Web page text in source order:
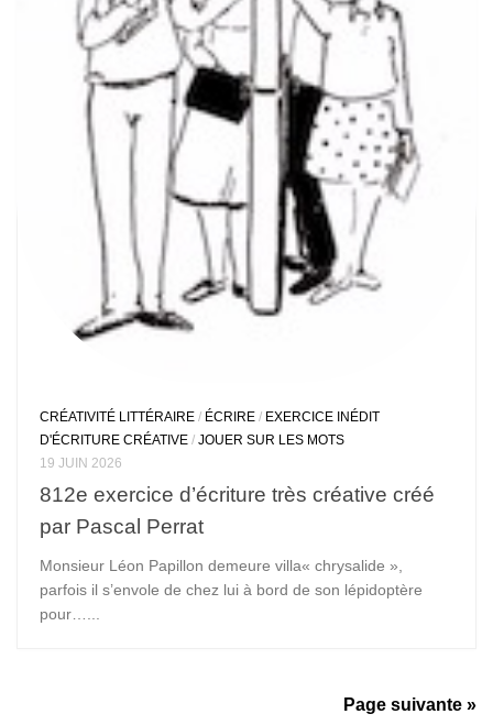
CRÉATIVITÉ LITTÉRAIRE / ÉCRIRE / EXERCICE INÉDIT
D'ÉCRITURE CRÉATIVE /JOUER SUR LES MOTS
19 JUIN 2026
812e exercice d’écriture très créative créé
par Pascal Perrat
Monsieur Léon Papillon demeure villa« chrysalide »,
parfois il s’envole de chez lui à bord de son lépidoptère
pour…...
Page suivante »